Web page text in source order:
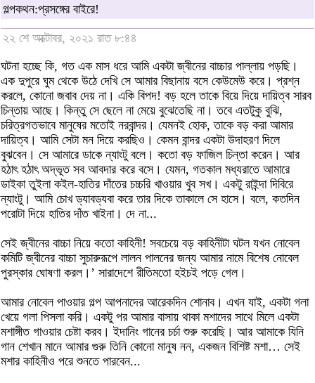
গল্পকথন:প্রসঙ্গের বাইরে!
২২ শে অক্টোবর, ২০২১ রাত ৮:৪৪
ঘটনা হচ্ছে কি, গত এক মাস ধরে আমি একটা জ্বীনের বাচ্চার পাল্লায় পড়ছি।
এক দুপুরে ঘুম থেকে উঠে দেখি সে আমার বিছানায় বসে কেউমেউ করে। প্রশ্ন
করলে, কোনো জবাব দেয় না। একি বিপদ! বড় হলে তাকে বিয়ে দিয়ে দায়িত্ব সারব
চিন্তায় আছে। কিন্তু সে ছেলে না মেয়ে বুঝেতেছি না। তবে এতটুকু বুঝি,
চরিত্রগতভাবে মানুষের মতোই নরবান্দর। যেমনই হোক, তাকে বড় করা আমার
দায়িত্ব। আমি সেটা মন দিয়ে করছিও। কেমন বান্দর একটা উদাহরণ দিলে
বুঝবেন। সে আমারে ডাকে ন্যাংটু বলে। কতো বড় ফাজিল চিন্তা করেন। আর
হঠাৎ হঠাৎ অদ্ভূত সব আবদার করে বসে। যেমন, গতকাল মধ্যরাতে আমারে
ডাইকা তুইলা কইল-হাতির দাঁতের চচ্চরি খাওয়ার খুব সখ। একটু রাইন্দা দিবিরে
ন্যাংটু। আমি চোখ ড্যাবড্যবা করে তার দিকে তাকালে সে হাসে। বলে, কতদিন
পরোটা দিয়ে হাতির দাঁত খাইনা। দে না...
সেই জ্বীনের বাচ্চা নিয়ে কতো কাহিনী! সবচেয়ে বড় কাহিনীটা ঘটল যখন নোবেল
কমিটি জ্বীনের বাচ্চা সুচারুরূপে লালন পালনের জন্য আমার নামে বিশেষ নোবেল
পুরস্কার ঘোষণা করল।’ সারাদেশে রীতিমতো হইচই পড়ে গেল।
আমার নোবেল পাওয়ার গল্প আপনাদের আরেকদিন শোনাব। এখন যাই, একটা গলা
খেয়ে গলা পিসলা করি। একটু পর আমার বাসায় থাকা মশাদের সাথে মিলে একটা
মশাঙ্গীত গাওয়ার চেষ্টা করব। ইদানিং গানের চর্চা শুরু করেছি। আর আমাকে যিনি
গান শেখান মানে আমার গুরু তিনি কোনো মানুষ নন, একজন বিশিষ্ট মশা… সেই
মশার কাহিনীও পরে শুনতে পারবেন...